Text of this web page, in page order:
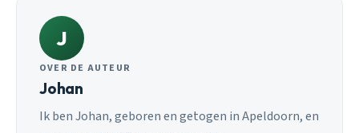
J
OVER DE AUTEUR
Johan
Ik ben Johan, geboren en getogen in Apeldoorn, en